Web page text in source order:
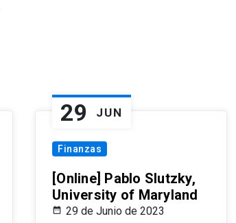
29 JUN
Finanzas
[Online] Pablo Slutzky,
University of Maryland
29 de Junio de 2023